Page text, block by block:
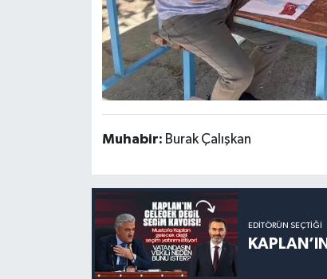
Muhabir: Burak Çalışkan
EDITÖRÜN SEÇTIĞI